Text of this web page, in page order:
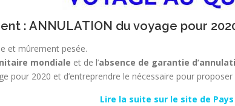
: ANNULATION du voyage pour
et mûrement pesée.
mondiale et de l’absence de garantie
pour 2020 et d’entreprendre le nécessaire pour
Lire la suite sur le site de